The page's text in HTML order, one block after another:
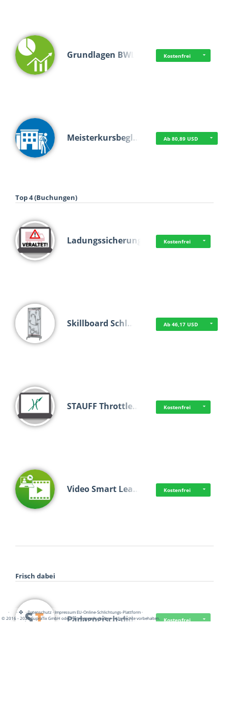
Grundlagen BWL Kostenfrei
Meisterkursbegl… Ab 80,89 USD
Top 4 (Buchungen)
Ladungssicherung Kostenfrei
Skillboard Schl… Ab 46,17 USD
STAUFF Throttle… Kostenfrei
Video Smart Lea… Kostenfrei
Frisch dabei
Pädagogisch-did… Kostenfrei
· · ·Datenschutz·Impressum EU-Online-Schlichtungs-Plattform·
© 2016 - 2026 SupraTix GmbH oder Partnergesellschaften - Alle Rechte vorbehalten.